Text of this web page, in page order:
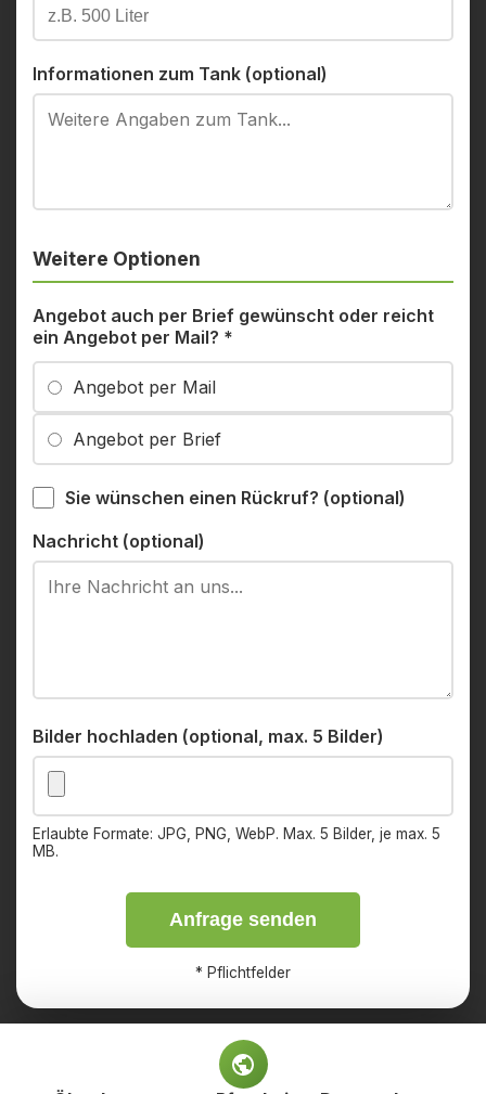
Informationen zum Tank (optional)
Weitere Optionen
Angebot auch per Brief gewünscht oder reicht
ein Angebot per Mail? *
Angebot per Mail
Angebot per Brief
Sie wünschen einen Rückruf? (optional)
Nachricht (optional)
Bilder hochladen (optional, max. 5 Bilder)
Erlaubte Formate: JPG, PNG, WebP. Max. 5 Bilder, je max. 5
MB.
Anfrage senden
* Pflichtfelder